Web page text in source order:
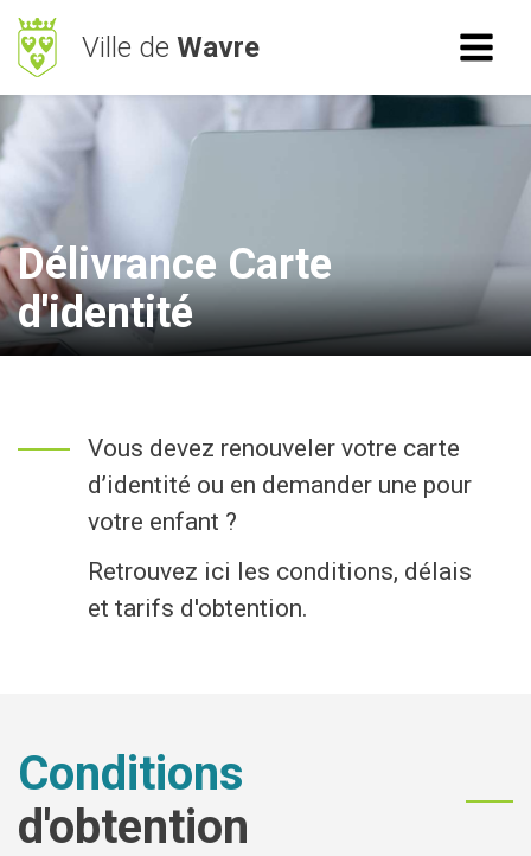
Ville de Wavre
RECHERCHE
ACCÈS RAPIDE
Mes démarches
BetterStreet
Déchets
Horaires
Vie Communale
Vivre à Wavre
Economie
Association
Aîné
Je trouve
Mes démarches en ligne
Délivrance Carte
d'identité
Vous devez renouveler votre carte
d’identité ou en demander une pour
votre enfant ?
Retrouvez ici les conditions, délais
et tarifs d'obtention.
Conditions
d'obtention